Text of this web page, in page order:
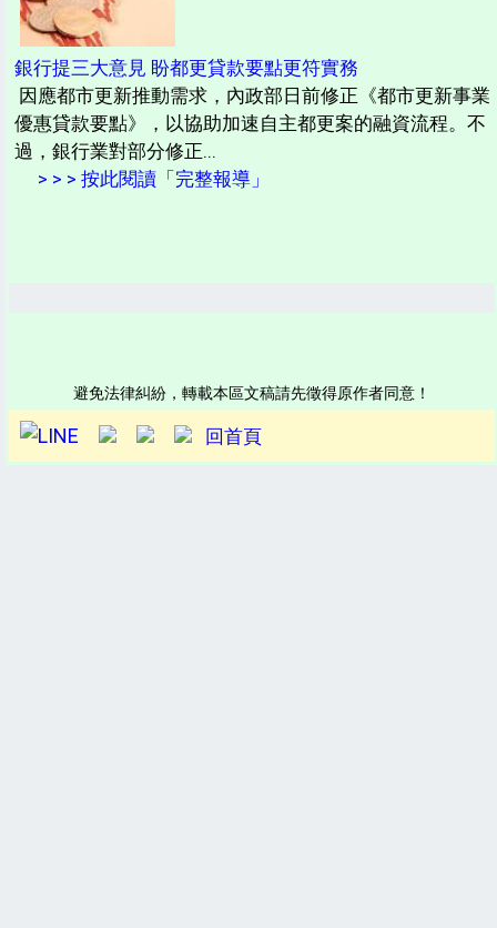
銀行提三大意見 盼都更貸款要點更符實務
因應都市更新推動需求，內政部日前修正《都市更新事業
優惠貸款要點》，以協助加速自主都更案的融資流程。不
過，銀行業對部分修正...
> > > 按此閱讀「完整報導」
避免法律糾紛，轉載本區文稿請先徵得原作者同意！
回首頁